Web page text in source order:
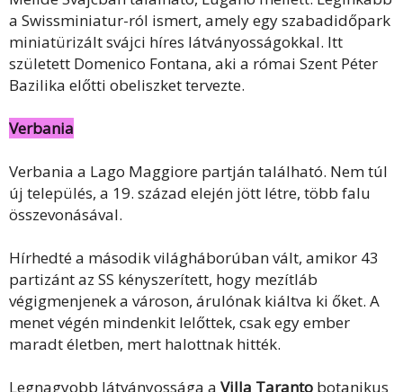
a Swissminiatur-ról ismert, amely egy szabadidőpark
miniatürizált svájci híres látványosságokkal. Itt
született Domenico Fontana, aki a római Szent Péter
Bazilika előtti obeliszket tervezte.
Verbania
Verbania a Lago Maggiore partján található. Nem túl
új település, a 19. század elején jött létre, több falu
összevonásával.
Hírhedté a második világháborúban vált, amikor 43
partizánt az SS kényszerített, hogy mezítláb
végigmenjenek a városon, árulónak kiáltva ki őket. A
menet végén mindenkit lelőttek, csak egy ember
maradt életben, mert halottnak hitték.
Legnagyobb látványossága a Villa Taranto botanikus